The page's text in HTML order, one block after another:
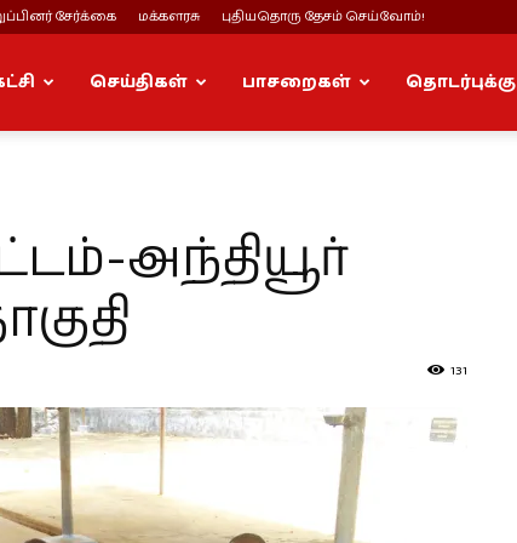
சேர்க்கை மக்களரசு புதியதொரு தேசம் செய்வோம்!
செய்திகள் பாசறைகள் தொடர்புக்கு
அந்தியூர்
131